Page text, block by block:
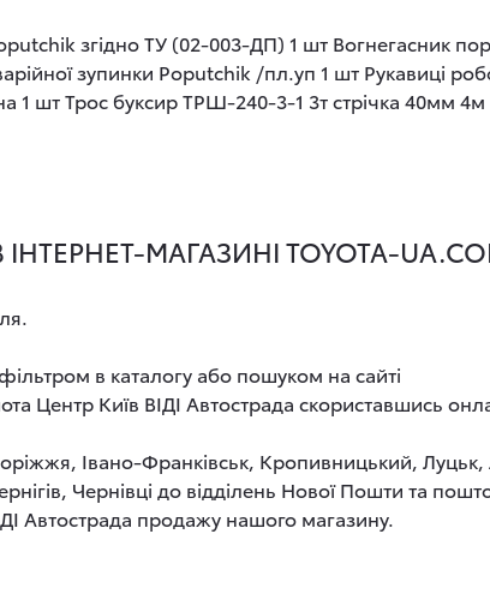
згідно ТУ (02-003-ДП) 1 шт Вогнегасник
зупинки Poputchik /пл.уп 1 шт Рукавиці
1 шт Трос буксир ТРШ-240-3-1 3т стрічка 40мм 4м
МАГАЗИНІ TOYOTA-
в каталогу або пошуком на сайті
Центр Київ ВІДІ Автострада скориставшись
Івано-Франківськ, Кропивницький, Луцьк,
Чернівці до відділень Нової Пошти та
Автострада продажу нашого магазину.